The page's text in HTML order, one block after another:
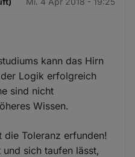
kann das Hirn
Logik erfolgreich
sind nicht
Wissen.
die Toleranz erfunden!
und sich taufen lässt,